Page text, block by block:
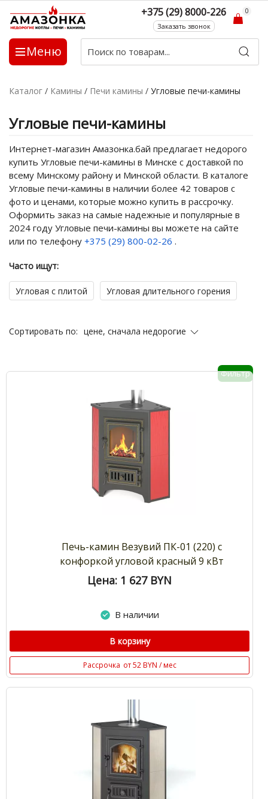
Меню
+375 (29) 8000-226
Заказать звонок
0
Каталог / Камины / Печи камины / Угловые печи-камины
Угловые печи-камины
Интернет-магазин Амазонка.бай предлагает недорого
купить Угловые печи-камины в Минске с доставкой по
всему Минскому району и Минской области. В каталоге
Угловые печи-камины в наличии более 42 товаров с
фото и ценами, которые можно купить в рассрочку.
Оформить заказ на самые надежные и популярные в
2024 году Угловые печи-камины вы можете на сайте
или по телефону +375 (29) 800-02-26 .
Часто ищут:
Угловая с плитой Угловая длительного горения
Сортировать по: цене, сначала недорогие
Фильтр
Печь-камин Везувий ПК-01 (220) с
конфоркой угловой красный 9 кВт
Цена: 1 627 BYN
В наличии
В корзину
Рассрочка от 52 BYN / мес